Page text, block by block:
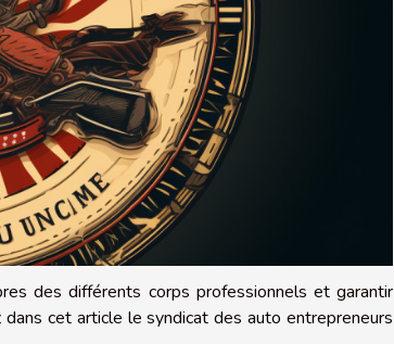
des différents corps professionnels et garantir
cet article le syndicat des auto entrepreneurs